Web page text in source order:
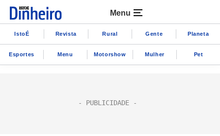
Menu
IstoÉ Revista Rural Gente Planeta
Esportes Menu Motorshow Mulher Pet